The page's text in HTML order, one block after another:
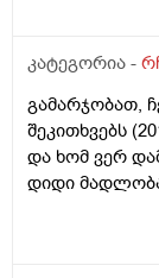
რომ ვიყავი
მოყვიᲗალო
უცაბედი
კატეგორია -
გამარჯობათ,
შეკითხვებს
და ხომ ვერ
დიდი